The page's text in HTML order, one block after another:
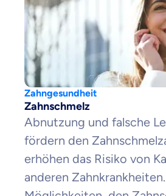
Zahngesundheit
Zahnschmelz
Abnutzung und falsche
fördern den
erhöhen das Risiko von
anderen